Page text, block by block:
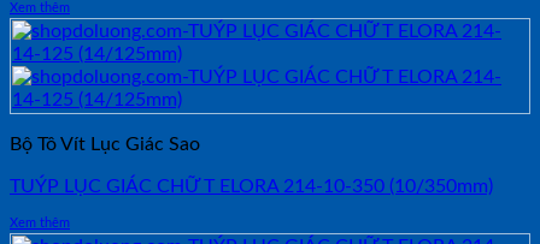
Xem thêm
Bộ Tô Vít Lục Giác Sao
TUÝP LỤC GIÁC CHỮ T ELORA 214-10-350 (10/350mm)
Xem thêm